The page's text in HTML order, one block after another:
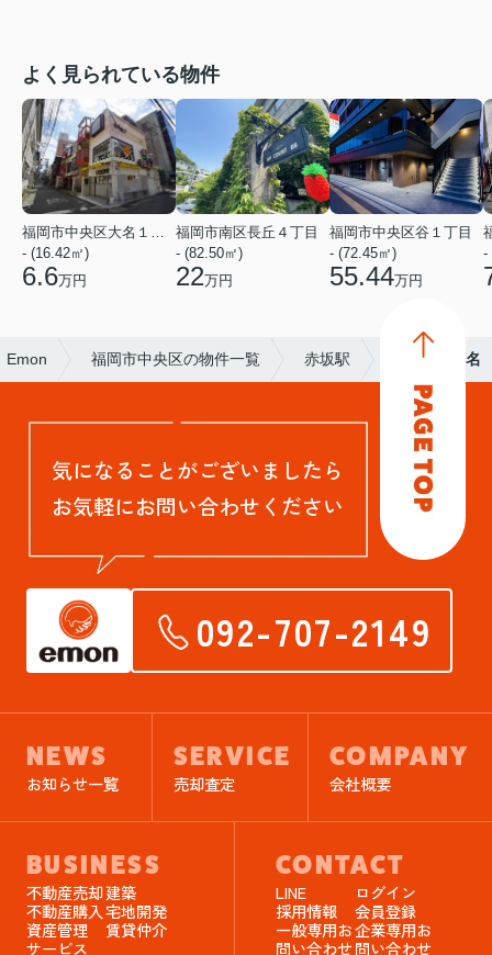
よく見られている物件
- (16.42㎡)
6.6万円
福岡市南区長丘４丁目
- (82.50㎡)
22万円
福岡市中央区谷１丁目
- (72.45㎡)
55.44万円
-
Emon 福岡市中央区の物件一覧 赤坂駅 ARTK'S大名
気になることがございましたら
お気軽にお問い合わせください
092-707-2149
NEWS
お知らせ一覧
SERVICE
売却査定
COMPANY
会社概要
BUSINESS
不動産売却建築
不動産購入宅地開発
資産管理
サービス
賃貸仲介
CONTACT
LINE
ログイン
採用情報
会員登録
一般専用お
問い合わせ
企業専用お
問い合わせ